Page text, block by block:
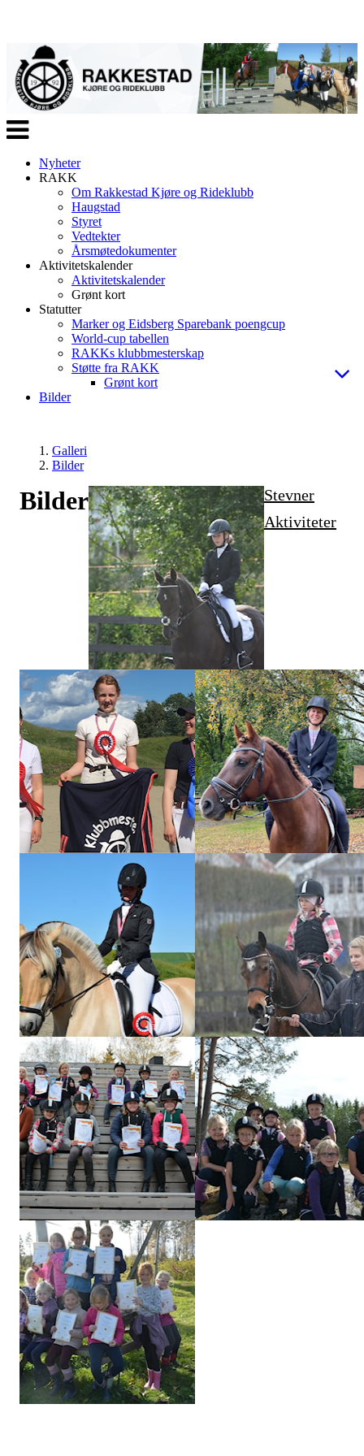
Veksle
navigasjon
Nyheter
RAKK
Om Rakkestad Kjøre og Rideklubb
Haugstad
Styret
Vedtekter
Årsmøtedokumenter
Aktivitetskalender
Aktivitetskalender
Grønt kort
Statutter
Marker og Eidsberg Sparebank poengcup
World-cup tabellen
RAKKs klubbmesterskap
Støtte fra RAKK
Grønt kort
Bilder
Galleri
Bilder
Bilder
Stevner
Aktiviteter